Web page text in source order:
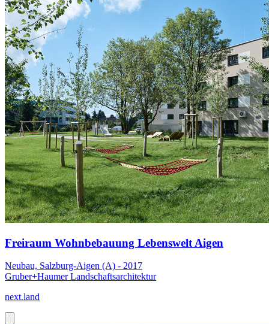
Freiraum Wohnbebauung Lebenswelt Aigen
Neubau, Salzburg-Aigen (A) - 2017
Gruber+Haumer Landschaftsarchitektur
next.land